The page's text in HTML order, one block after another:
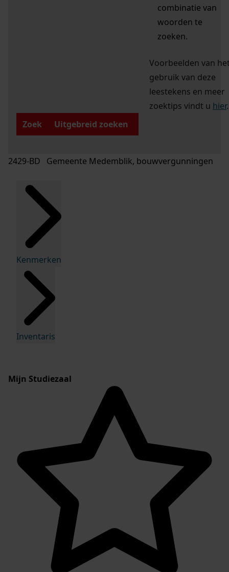
combinatie van
woorden te
zoeken.
Voorbeelden van
gebruik van deze
leestekens en meer
zoektips vindt u hier.
Zoek
Uitgebreid zoeken
2429-BD Gemeente Medemblik, bouwvergunningen
Kenmerken
Inventaris
Mijn Studiezaal